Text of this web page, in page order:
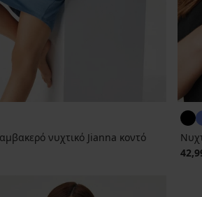
νυχτικό Jianna κοντό